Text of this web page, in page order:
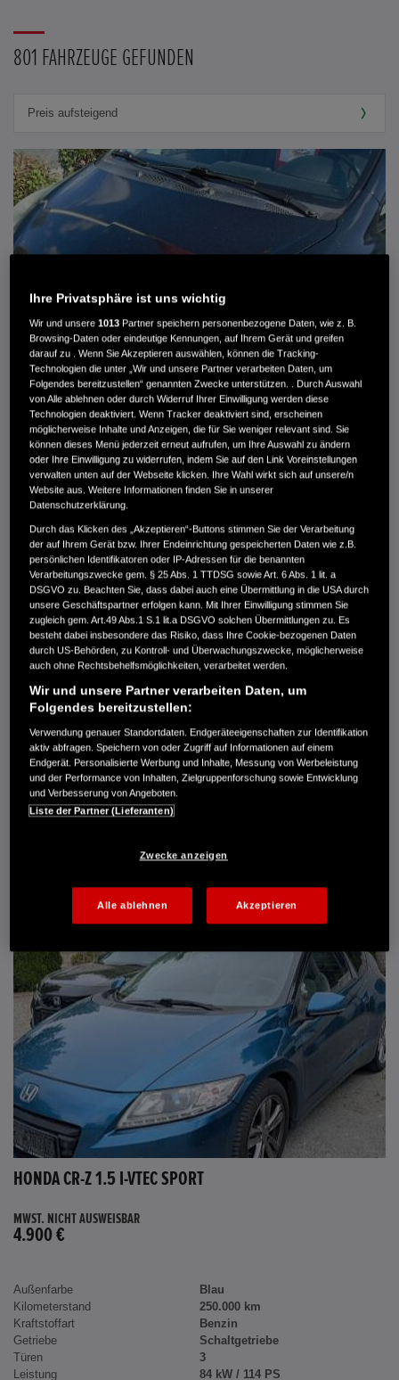
801 FAHRZEUGE GEFUNDEN
MWST. NICHT AUSWEISBAR
3.900 €
Außenfarbe
crystal black pearl
Kilometerstand
166.000 km
Kraftstoffart
Super
Getriebe
Automatik
Türen
5
Leistung
61 kW / 83 PS
Hubraum
1.339 cm³
Erstzulassung
10.2007
Bauart
Limousine
AUTO HARKE GMBH
Randersweide 59-63
21035 Hamburg
+49 40 735 935 0
DETAILS
HONDA CR-Z 1.5 I-VTEC SPORT
MWST. NICHT AUSWEISBAR
4.900 €
Außenfarbe
Blau
Kilometerstand
250.000 km
Kraftstoffart
Benzin
Getriebe
Schaltgetriebe
Türen
3
Leistung
84 kW / 114 PS
Ihre Privatsphäre ist uns wichtig
Wir und unsere1013 Partner speichern personenbezogene Daten, wie z. B.
Browsing-Daten oder eindeutige Kennungen, auf Ihrem Gerät und greifen
darauf zu . Wenn Sie Akzeptieren auswählen, können die Tracking-
Technologien die unter „Wir und unsere Partner verarbeiten Daten, um
Folgendes bereitzustellen“ genannten Zwecke unterstützen. . Durch Auswahl
von Alle ablehnen oder durch Widerruf Ihrer Einwilligung werden diese
Technologien deaktiviert. Wenn Tracker deaktiviert sind, erscheinen
möglicherweise Inhalte und Anzeigen, die für Sie weniger relevant sind. Sie
können dieses Menü jederzeit erneut aufrufen, um Ihre Auswahl zu ändern
oder Ihre Einwilligung zu widerrufen, indem Sie auf den Link Voreinstellungen
verwalten unten auf der Webseite klicken. Ihre Wahl wirkt sich auf unsere/n
Website aus. Weitere Informationen finden Sie in unserer
Datenschutzerklärung.
Durch das Klicken des „Akzeptieren“-Buttons stimmen Sie der Verarbeitung
der auf Ihrem Gerät bzw. Ihrer Endeinrichtung gespeicherten Daten wie z.B.
persönlichen Identifikatoren oder IP-Adressen für die benannten
Verarbeitungszwecke gem. § 25 Abs. 1 TTDSG sowie Art. 6 Abs. 1 lit. a
DSGVO zu. Beachten Sie, dass dabei auch eine Übermittlung in die USA durch
unsere Geschäftspartner erfolgen kann. Mit Ihrer Einwilligung stimmen Sie
zugleich gem. Art.49 Abs.1 S.1 lit.a DSGVO solchen Übermittlungen zu. Es
besteht dabei insbesondere das Risiko, dass Ihre Cookie-bezogenen Daten
durch US-Behörden, zu Kontroll- und Überwachungszwecke, möglicherweise
auch ohne Rechtsbehelfsmöglichkeiten, verarbeitet werden.
Wir und unsere Partner verarbeiten Daten, um
Folgendes bereitzustellen:
Verwendung genauer Standortdaten. Endgeräteeigenschaften zur Identifikation
aktiv abfragen. Speichern von oder Zugriff auf Informationen auf einem
Endgerät. Personalisierte Werbung und Inhalte, Messung von Werbeleistung
und der Performance von Inhalten, Zielgruppenforschung sowie Entwicklung
und Verbesserung von Angeboten.
Liste der Partner (Lieferanten)
Zwecke anzeigen
Alle ablehnen Akzeptieren